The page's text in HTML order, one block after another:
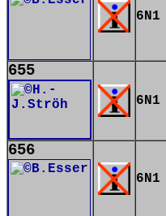
6N1
655
6N1
656
6N1